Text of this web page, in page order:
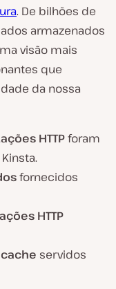
. De bilhões de
armazenados
visão mais
que
da nossa
HTTPforam
fornecidos
HTTP
servidos